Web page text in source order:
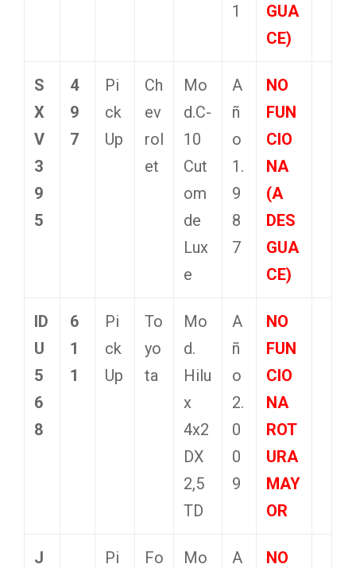
1
GUA
CE)
S
X
V
3
9
5
4
9
7
Pi
ck
Up
Ch
ev
rol
et
Mo
d.C-
10
Cut
om
de
Lux
e
A
ñ
o
1.
9
8
7
NO
FUN
CIO
NA
(A
DES
GUA
CE)
ID
U
5
6
8
6
1
1
Pi
ck
Up
To
yo
ta
Mo
d.
Hilu
x
4x2
DX
2,5
TD
A
ñ
o
2.
0
0
9
NO
FUN
CIO
NA
ROT
URA
MAY
OR
J
Pi
Fo
Mo
A
NO